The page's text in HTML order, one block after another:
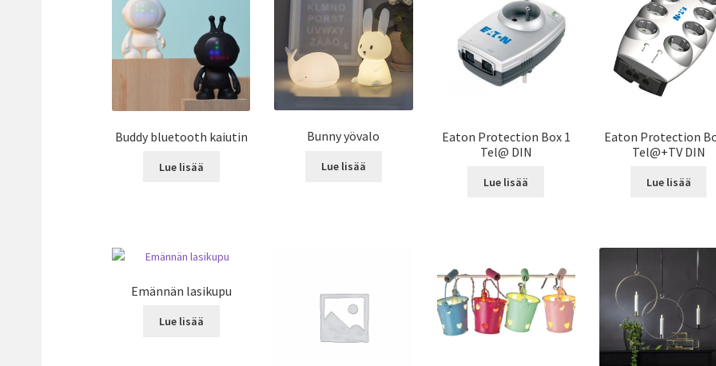
Buddy bluetooth kaiutin
Lue lisää
Bunny yövalo
Lue lisää
Eaton Protection Box 1
Tel@ DIN
Lue lisää
Eaton Protection
Tel@+TV DIN
Lue lisää
Emännän lasikupu
Lue lisää